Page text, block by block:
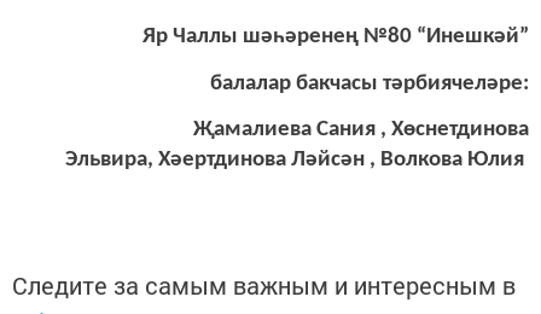
Яр Чаллы шәһәренең №80 “Инешкәй”
балалар бакчасы тәрбиячеләре:
Җамалиева Сания , Хөснетдинова
Эльвира, Хәертдинова Ләйсән , Волкова Юлия
Следите за самым важным и интересным в